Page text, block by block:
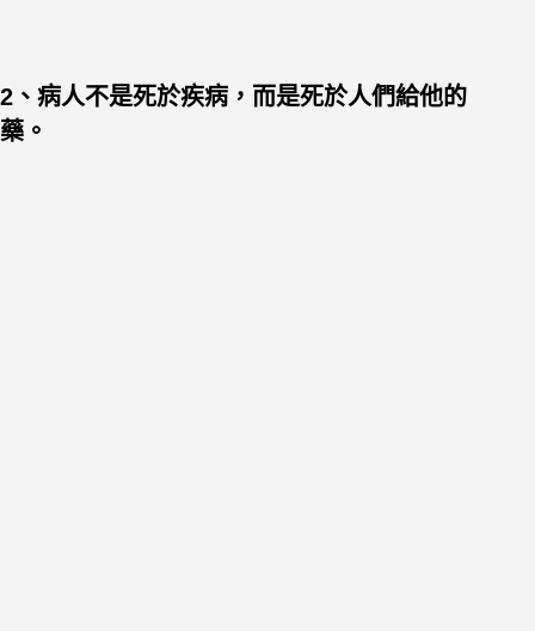
2、病人不是死於疾病，而是死於人們給他的
藥。